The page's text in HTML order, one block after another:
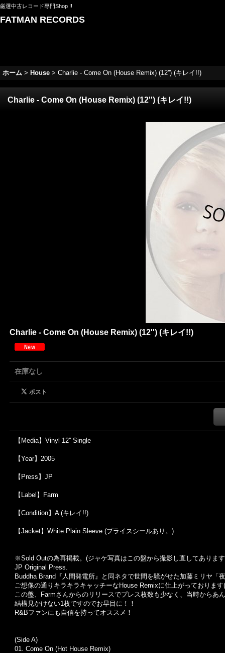
厳選中古レコード専門Shop !!
FATMAN RECORDS
ホーム > House > Charlie - Come On (House Remix) (12'') (キレイ!!)
Charlie - Come On (House Remix) (12'') (キレイ!!)
Charlie - Come On (House Remix) (12'') (キレイ!!)
在庫なし
【Media】Vinyl 12'' Single
【Year】2005
【Press】JP
【Label】Farm
【Condition】A (キレイ!!)
【Jacket】White Plain Sleeve (プライスシールあり。)
※Sold Outの為再掲載。 (ジャケ写真はこの盤から撮影し直してありま
JP Original Press.
Buddha Brand『人間発電所』と同ネタで世間を騒がせた加藤ミリヤ「
ご想像の通りキラキラキャッチーなHouse Remixに仕上がっております
この盤、Farmさんからのリリースでプレス枚数も少なく、当時からあ
結構見かけない1枚ですのでお早目に！！
R&Bファンにも自信を持ってオススメ！
(Side A)
01. Come On (Hot House Remix)